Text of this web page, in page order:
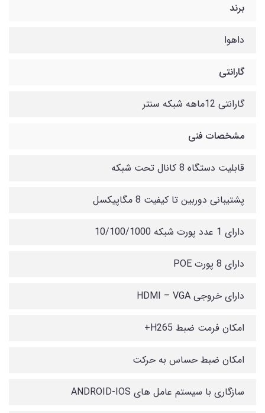
برند
داهوا
گارانتی
گارانتی 12ماهه شبکه سنتر
مشخصات فنی
قابلیت دستگاه 8 کانال تحت شبکه
پشتیبانی دوربین تا کیفیت 8 مگاپیکسل
دارای 1 عدد پورت شبکه 10/100/1000
دارای 8 پورت POE
دارای خروجی HDMI – VGA
امکان فرمت ضبط H265+
امکان ضبط حساس به حرکت
سازگاری با سیستم عامل های ANDROID-IOS